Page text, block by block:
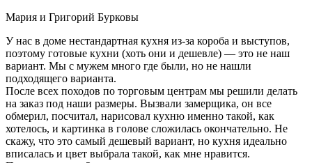
Мария и Григорий Бурковы
У нас в доме нестандартная кухня из-за короба и выступов,
поэтому готовые кухни (хоть они и дешевле) — это не наш
вариант. Мы с мужем много где были, но не нашли
подходящего варианта.
После всех походов по торговым центрам мы решили делать
на заказ под наши размеры. Вызвали замерщика, он все
обмерил, посчитал, нарисовал кухню именно такой, как
хотелось, и картинка в голове сложилась окончательно. Не
скажу, что это самый дешевый вариант, но кухня идеально
вписалась и цвет выбрала такой, как мне нравится.